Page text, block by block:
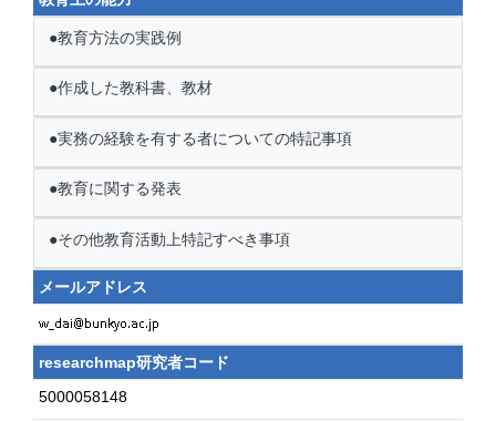
●教育方法の実践例
●作成した教科書、教材
●実務の経験を有する者についての特記事項
●教育に関する発表
●その他教育活動上特記すべき事項
メールアドレス
researchmap研究者コード
5000058148